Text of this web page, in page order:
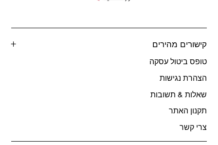
קישורים מהירים
טופס ביטול עסקה
הצהרת נגישות
שאלות & תשובות
תקנון האתר
צרי קשר